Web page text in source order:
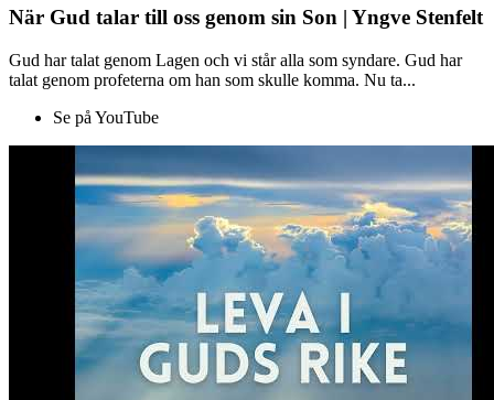
När Gud talar till oss genom sin Son | Yngve Stenfelt
Gud har talat genom Lagen och vi står alla som syndare. Gud har
talat genom profeterna om han som skulle komma. Nu ta...
Se på YouTube